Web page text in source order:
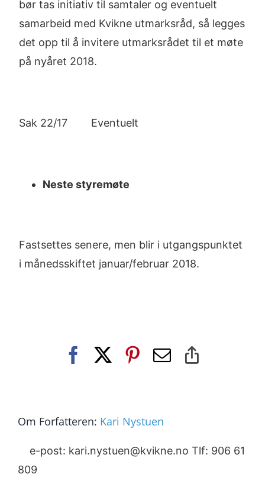
bør tas initiativ til samtaler og eventuelt
samarbeid med Kvikne utmarksråd, så legges
det opp til å invitere utmarksrådet til et møte
på nyåret 2018.
Sak 22/17 Eventuelt
Neste styremøte
Fastsettes senere, men blir i utgangspunktet
i månedsskiftet januar/februar 2018.
Facebook Pinterest
E-
Om Forfatteren: Kari Nystuen
e-post: kari.nystuen@kvikne.no Tlf: 906 61
809